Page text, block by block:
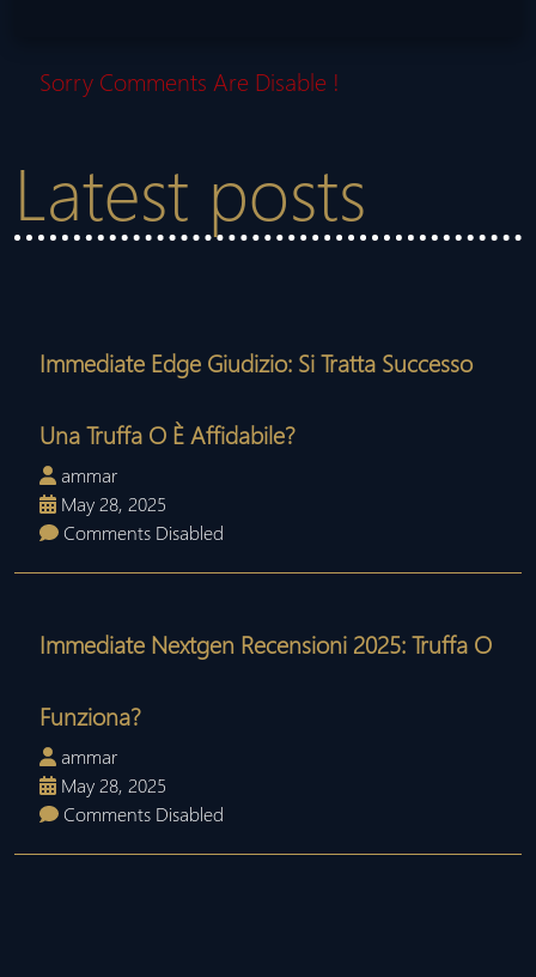
Sorry Comments Are Disable !
Latest posts
Immediate Edge Giudizio: Si Tratta Successo
Una Truffa O È Affidabile?
ammar
May 28, 2025
Comments Disabled
Immediate Nextgen Recensioni 2025: Truffa O
Funziona?
ammar
May 28, 2025
Comments Disabled